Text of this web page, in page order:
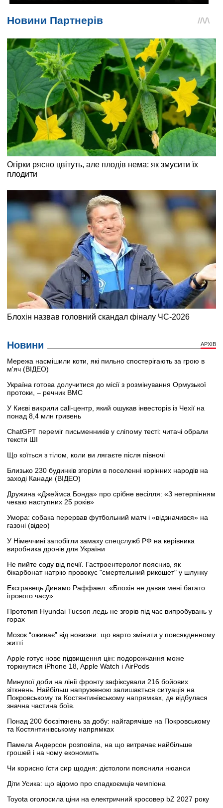
Новини АРХІВ
Мережа насмішили коти, які пильно спостерігають за грою в
м'яч (ВІДЕО)
Україна готова долучитися до місії з розмінування Ормузької
протоки, – речник ВМС
У Києві викрили call-центр, який ошукав інвесторів із Чехії на
понад 8,4 млн гривень
ChatGPT переміг письменників у сліпому тесті: читачі обрали
тексти ШІ
Що коїться з тілом, коли ви лягаєте після півночі
Близько 230 будинків згоріли в поселенні корінних народів на
заході Канади (ВІДЕО)
Дружина «Джеймса Бонда» про срібне весілля: «З нетерпінням
чекаю наступних 25 років»
Умора: собака перервав футбольний матч і «відзначився» на
газоні (відео)
У Німеччині запобігли замаху спецслужб РФ на керівника
виробника дронів для України
Не пийте соду від печії. Гастроентеролог пояснив, як
бікарбонат натрію провокує "смертельний рикошет" у шлунку
Ексгравець Динамо Раффаел: «Блохін не давав мені багато
ігрового часу»
Прототип Hyundai Tucson ледь не згорів під час випробувань у
горах
Мозок “оживає” від новизни: що варто змінити у повсякденному
житті
Apple готує нове підвищення цін: подорожчання може
торкнутися iPhone 18, Apple Watch і AirPods
Минулої доби на лінії фронту зафіксували 216 бойових
зіткнень. Найбільш напруженою залишається ситуація на
Покровському та Костянтинівському напрямках, де відбулася
значна частина боїв.
Понад 200 боєзіткнень за добу: найгарячіше на Покровському
та Костянтинівському напрямках
Памела Андерсон розповіла, на що витрачає найбільше
грошей і на чому економить
Чи корисно їсти сир щодня: дієтологи пояснили нюанси
Діти Усика: що відомо про спадкоємців чемпіона
Toyota оголосила ціни на електричний кросовер bZ 2027 року